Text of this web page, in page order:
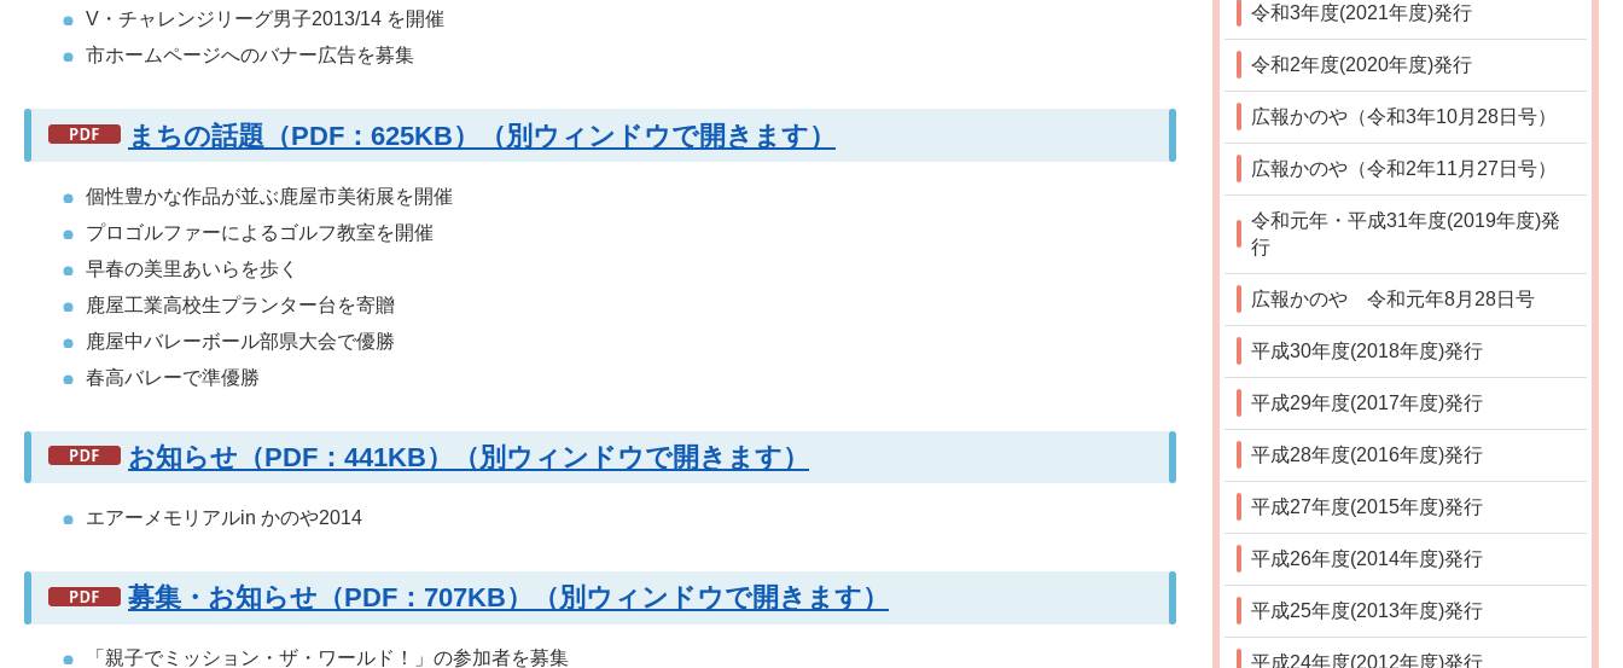
V・チャレンジリーグ男子2013/14 を開催
市ホームページへのバナー広告を募集
まちの話題（PDF：625KB）（別ウィンドウで開きます）
個性豊かな作品が並ぶ鹿屋市美術展を開催
プロゴルファーによるゴルフ教室を開催
早春の美里あいらを歩く
鹿屋工業高校生プランター台を寄贈
鹿屋中バレーボール部県大会で優勝
春高バレーで準優勝
お知らせ（PDF：441KB）（別ウィンドウで開きます）
エアーメモリアルin かのや2014
募集・お知らせ（PDF：707KB）（別ウィンドウで開きます）
「親子でミッション・ザ・ワールド！」の参加者を募集
令和3年度(2021年度)発行
令和2年度(2020年度)発行
広報かのや（令和3年10月28日号）
広報かのや（令和2年11月27日号）
令和元年・平成31年度(2019年度)発
行
広報かのや 令和元年8月28日号
平成30年度(2018年度)発行
平成29年度(2017年度)発行
平成28年度(2016年度)発行
平成27年度(2015年度)発行
平成26年度(2014年度)発行
平成25年度(2013年度)発行
平成24年度(2012年度)発行